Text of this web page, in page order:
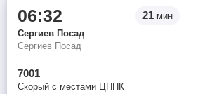
06:32 21мин
Сергиев Посад
Сергиев Посад
7001
Скорый с местами ЦППК